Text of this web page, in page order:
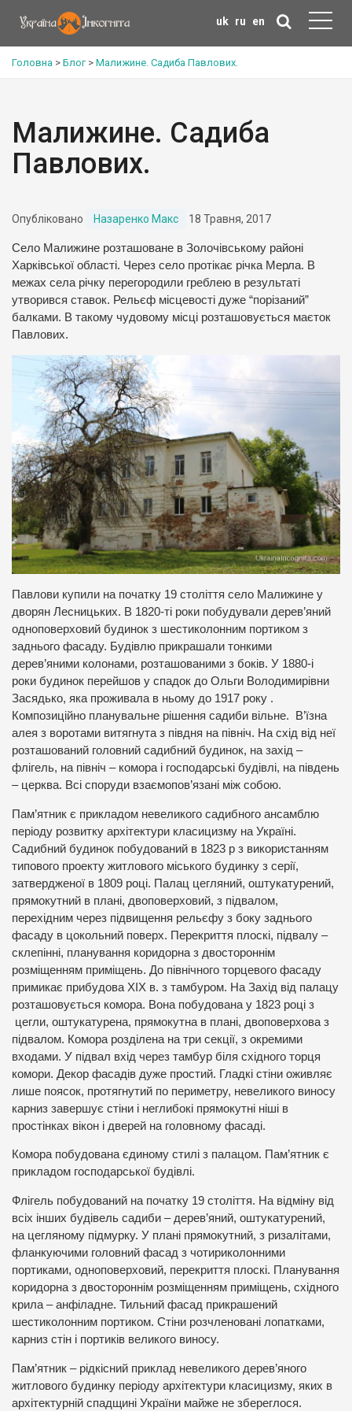
uk ru en
Головна > Блог> Малижине. Садиба Павлових.
Малижине. Садиба
Павлових.
Опубліковано Назаренко Макс 18 Травня, 2017
Село Малижине розташоване в Золочівському районі
Харківської області. Через село протікає річка Мерла. В
межах села річку перегородили греблею в результаті
утворився ставок. Рельєф місцевості дуже “порізаний”
балками. В такому чудовому місці розташовується маєток
Павлових.
Павлови купили на початку 19 століття село Малижине у
дворян Лесницьких. В 1820-ті роки побудували дерев’яний
одноповерховий будинок з шестиколонним портиком з
заднього фасаду. Будівлю прикрашали тонкими
дерев’яними колонами, розташованими з боків. У 1880-і
роки будинок перейшов у спадок до Ольги Володимирівни
Засядько, яка проживала в ньому до 1917 року .
Композиційно планувальне рішення садиби вільне. В’їзна
алея з воротами витягнута з півдня на північ. На схід від неї
розташований головний садибний будинок, на захід –
флігель, на північ – комора і господарські будівлі, на південь
– церква. Всі споруди взаємопов’язані між собою.
Пам’ятник є прикладом невеликого садибного ансамблю
періоду розвитку архітектури класицизму на Україні.
Садибний будинок побудований в 1823 р з використанням
типового проекту житлового міського будинку з серії,
затвердженої в 1809 році. Палац цегляний, оштукатурений,
прямокутний в плані, двоповерховий, з підвалом,
перехідним через підвищення рельєфу з боку заднього
фасаду в цокольний поверх. Перекриття плоскі, підвалу –
склепінні, планування коридорна з двостороннім
розміщенням приміщень. До північного торцевого фасаду
примикає прибудова XIX в. з тамбуром. На Захід від палацу
розташовується комора. Вона побудована у 1823 році з
цегли, оштукатурена, прямокутна в плані, двоповерхова з
підвалом. Комора розділена на три секції, з окремими
входами. У підвал вхід через тамбур біля східного торця
комори. Декор фасадів дуже простий. Гладкі стіни оживляє
лише поясок, протягнутий по периметру, невеликого виносу
карниз завершує стіни і неглибокі прямокутні ніші в
простінках вікон і дверей на головному фасаді.
Комора побудована єдиному стилі з палацом. Пам’ятник є
прикладом господарської будівлі.
Флігель побудований на початку 19 століття. На відміну від
всіх інших будівель садиби – дерев’яний, оштукатурений,
на цегляному підмурку. У плані прямокутний, з ризалітами,
фланкуючими головний фасад з чотириколонними
портиками, одноповерховий, перекриття плоскі. Планування
коридорна з двостороннім розміщенням приміщень, східного
крила – анфіладне. Тильний фасад прикрашений
шестиколонним портиком. Стіни розчленовані лопатками,
карниз стін і портиків великого виносу.
Пам’ятник – рідкісний приклад невеликого дерев’яного
житлового будинку періоду архітектури класицизму, яких в
архітектурній спадщині України майже не збереглося.